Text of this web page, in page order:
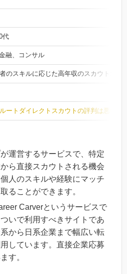
代
融、コンサル
のスキルに応じた高年収のスカウトオフ
ートダイレクトスカウトの評判は悪い？
運営するサービスで、特定
ら直接スカウトされる機会
人のスキルや経験にマッチ
ることができます。
Carverというサービスで
いで利用すべきサイトであ
から日系企業まで幅広い転
しています。直接企業応募
す。